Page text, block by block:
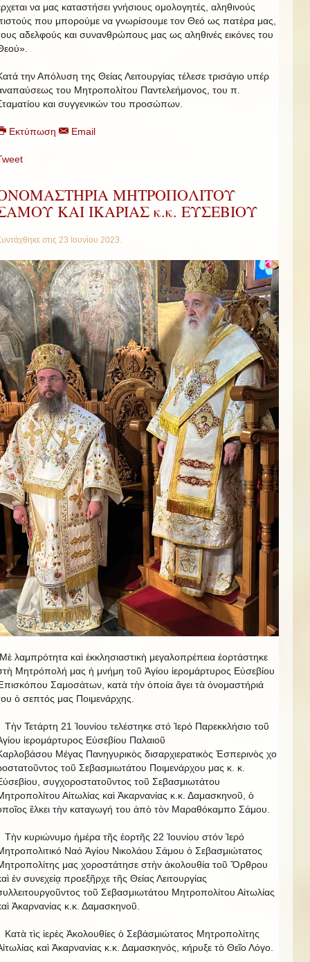
να μας καταστήσει γνήσιους ομολογητές, αληθινούς
που μπορούμε να γνωρίσουμε τον Θεό ως πατέρα μας,
αδελφούς και συνανθρώπους μας ως αληθινές εικόνες του
την Απόλυση της Θείας Λειτουργίας τέλεσε τρισάγιο υπέρ
του Μητροπολίτου Παντελεήμονος, του π.
και συγγενικών του προσώπων.
Εκτύπωση Email
ΜΗΤΡΟΠΟΛΙΤΟΥ
ΚΑΙ ΙΚΑΡΙΑΣ κ.κ. ΕΥΣΕΒΙΟΥ
στις 23 Ιουνίου 2023.
λαμπρότητα καὶ ἐκκλησιαστικὴ μεγαλοπρέπεια ἑορτάστηκε
Μητρόπολή μας ἡ μνήμη τοῦ Ἁγίου ἱερομάρτυρος Εὐσεβίου
Σαμοσάτων, κατὰ τὴν ὁποία ἄγει τὰ ὀνομαστήριά
ὁ σεπτός μας Ποιμενάρχης.
Τετάρτη 21 Ἰουνίου τελέστηκε στό Ἱερό Παρεκκλήσιο τοῦ
ἱερομάρτυρος Εὐσεβίου Παλαιοῦ
Μέγας Πανηγυρικὸς δισαρχιερατικὸς Ἐσπερινὸς χο
τοῦ Σεβασμιωτάτου Ποιμενάρχου μας κ. κ.
συγχοροστατοῦντος τοῦ Σεβασμιωτάτου
Αἰτωλίας καὶ Ἀκαρνανίας κ.κ. Δαμασκηνοῦ, ὁ
ἓλκει τὴν καταγωγή του ἀπὸ τὸν Μαραθόκαμπο Σάμου.
κυριώνυμο ἡμέρα τῆς ἑορτῆς 22 Ἰουνίου στόν Ἱερό
Ναό Ἁγίου Νικολάου Σάμου ὁ Σεβασμιώτατος
μας χοροστάτησε στὴν ἀκολουθία τοῦ Ὄρθρου
ἐν συνεχείᾳ προεξῆρχε τῆς Θείας Λειτουργίας
τοῦ Σεβασμιωτάτου Μητροπολίτου Αἰτωλίας
Ἀκαρνανίας κ.κ. Δαμασκηνοῦ.
τὶς ἱερὲς Ἀκολουθίες ὁ Σεβάσμιώτατος Μητροπολίτης
καὶ Ἀκαρνανίας κ.κ. Δαμασκηνός, κήρυξε τὸ Θεῖο Λόγο.